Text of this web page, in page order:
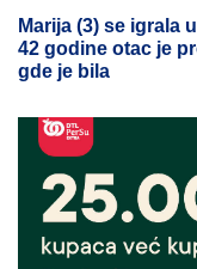
Marija (3) se igrala
42 godine otac je
gde je bila